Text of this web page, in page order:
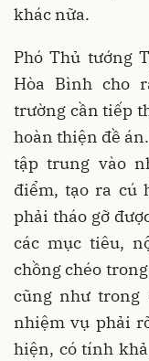
khác nữa.
Phó Thủ tướng
Hòa Bình cho
trường cần tiếp
hoàn thiện đề
tập trung vào
điểm, tạo ra cú
phải tháo gỡ
các mục tiêu,
chồng chéo
cũng như trong
nhiệm vụ phải
hiện, có tính